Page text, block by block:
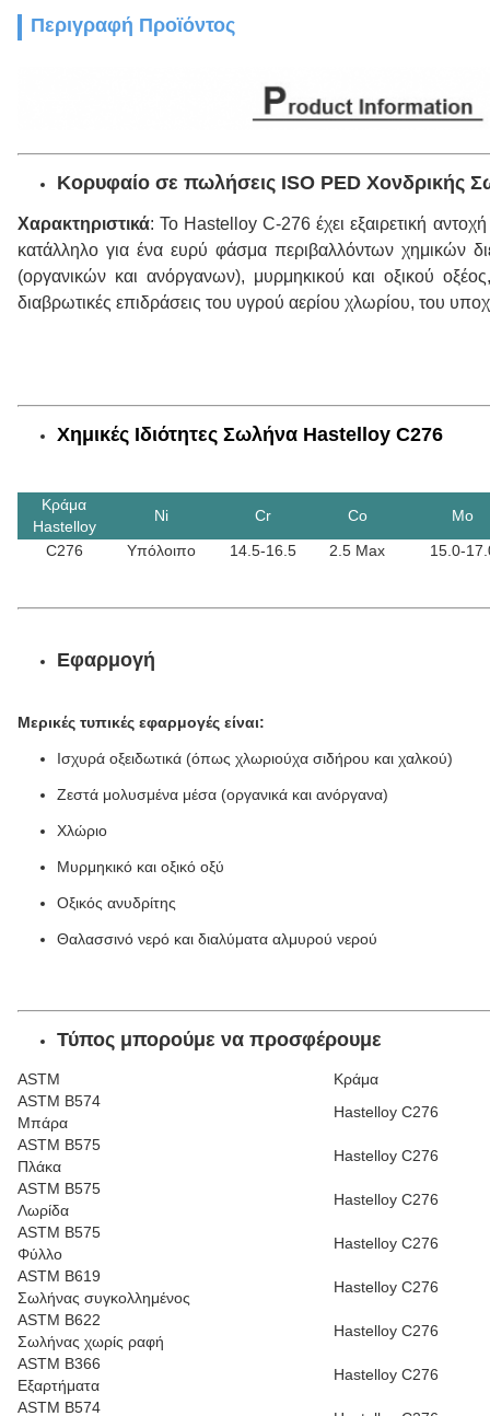
Περιγραφή Προϊόντος
Κορυφαίο σε πωλήσεις ISO PED Χονδρικής
Χαρακτηριστικά: Το Hastelloy C-276 έχει εξαιρετική
κατάλληλο για ένα ευρύ φάσμα περιβαλλόντων χημικών
(οργανικών και ανόργανων), μυρμηκικού και οξικού
διαβρωτικές επιδράσεις του υγρού αερίου χλωρίου, του
Χημικές Ιδιότητες Σωλήνα Hastelloy C276
Κράμα
Hastelloy
Ni Cr Co
Mo
C276
Υπόλοιπο 14.5-16.5 2.5 Max 15.0-
Εφαρμογή
Μερικές τυπικές εφαρμογές είναι:
Ισχυρά οξειδωτικά (όπως χλωριούχα σιδήρου και χαλκού)
Ζεστά μολυσμένα μέσα (οργανικά και ανόργανα)
Χλώριο
Μυρμηκικό και οξικό οξύ
Οξικός ανυδρίτης
Θαλασσινό νερό και διαλύματα αλμυρού νερού
Τύπος μπορούμε να προσφέρουμε
ASTM
Κράμα
ASTM B574
Μπάρα
Hastelloy C276
ASTM B575
Πλάκα
Hastelloy C276
ASTM B575
Λωρίδα
Hastelloy C276
ASTM B575
Φύλλο
Hastelloy C276
ASTM B619
Σωλήνας συγκολλημένος
Hastelloy C276
ASTM B622
Σωλήνας χωρίς ραφή
Hastelloy C276
ASTM B366
Εξαρτήματα
Hastelloy C276
ASTM B574